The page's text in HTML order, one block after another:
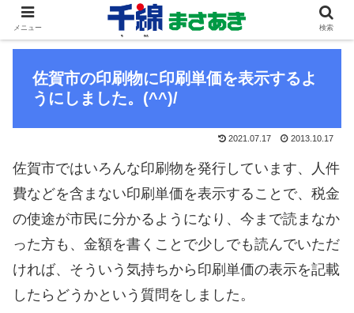
佐賀市の印刷物に印刷単価を表示するよ
うにしました。(^^)/
2021.07.17 2013.10.17
佐賀市ではいろんな印刷物を発行しています、人件
費などを含まない印刷単価を表示することで、税金
の使途が市民に分かるようになり、今まで読まなか
った方も、金額を書くことで少しでも読んでいただ
ければ、そういう気持ちから印刷単価の表示を記載
したらどうかという質問をしました。
メニュー 検索